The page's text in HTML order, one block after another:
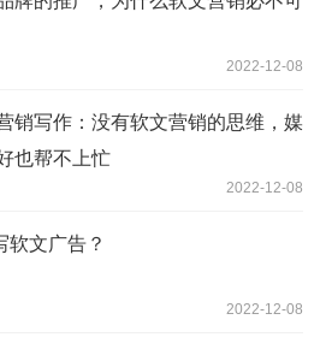
2022-12-08
销写作：没有软文营销的思维，媒
也帮不上忙
2022-12-08
软文广告？
2022-12-08